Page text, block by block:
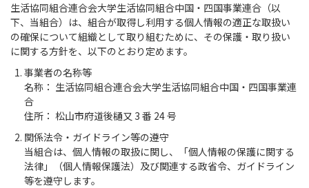
生活協同組合連合会大学生活協同組合中国・四国事業連合（以
下、当組合）は、組合が取得し利用する個人情報の適正な取扱い
の確保について組織として取り組むために、その保護・取り扱い
に関する方針を、以下のとおり定めます。
事業者の名称等
名称： 生活協同組合連合会大学生活協同組合中国・四国事業連
合
住所： 松山市府道後樋又 3 番 24 号
関係法令・ガイドライン等の遵守
当組合は、個人情報の取扱に関し、「個人情報の保護に関する
法律」（個人情報保護法）及び関連する政省令、ガイドライン
等を遵守します。